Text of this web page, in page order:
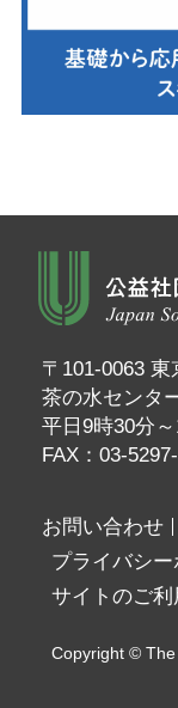
〒101-0063
茶の水センタ
平日9時30分
FAX：03-
お問い合わせ
プライバシ
サイトのご利
Copyright ©